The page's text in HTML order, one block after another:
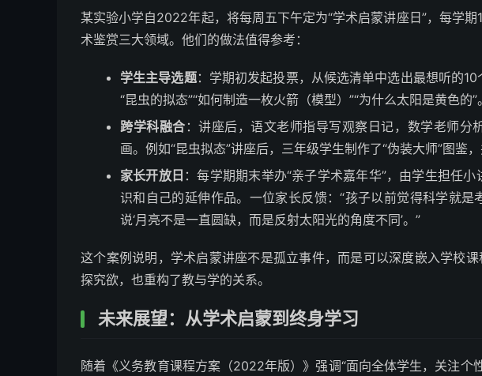
某实验小学自2022年起，将每周五下午定为“学术启蒙讲座日”，每学
术鉴赏三大领域。他们的做法值得参考：
学生主导选题：学期初发起投票，从候选清单中选出最想听的
“昆虫的拟态”“如何制造一枚火箭（模型）”“为什么太阳是黄色的”。
跨学科融合 ：讲座后，语文老师指导写观察日记，数学老师分
画。例如“昆虫拟态”讲座后，三年级学生制作了“伪装大师”图鉴
家长开放日 ：每学期期末举办“亲子学术嘉年华”，由学生担任
识和自己的延伸作品。一位家长反馈：“孩子以前觉得科学就
说‘月亮不是一直圆缺，而是反射太阳光的角度不同’。”
这个案例说明，学术启蒙讲座不是孤立事件，而是可以深度嵌入学校
探究欲，也重构了教与学的关系。
未来展望：从学术启蒙到终身学习
随着《义务教育课程方案（2022年版）》强调“面向全体学生，关注个